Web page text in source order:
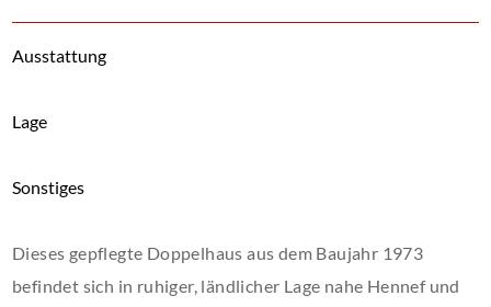
Ausstattung
Lage
Sonstiges
Dieses gepflegte Doppelhaus aus dem Baujahr 1973
befindet sich in ruhiger, ländlicher Lage nahe Hennef und